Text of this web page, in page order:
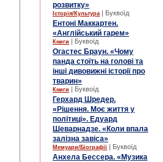
розвитку»
Історія/Культура | Буквоїд
Ентоні Маккартен.
«Англійський гарем»
Книги | Буквоїд
Огастес Браун. «Чому
панда стоїть на голові та
інші дивовижні історії про
тварин»
Книги | Буквоїд
Герхард Шредер.
«Рішення. Моє життя у
політиці». Едуард
Шеварнадзе. «Коли впала
залізна завіса»
Мемуари/Біографії | Буквоїд
Анхела Бессера. «Музика